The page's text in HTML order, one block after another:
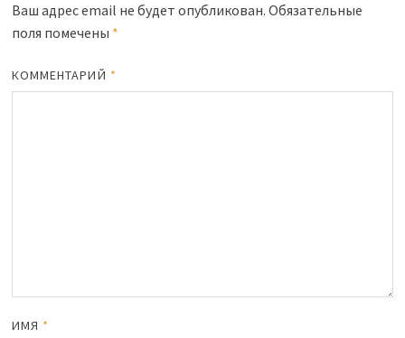
Ваш адрес email не будет опубликован. Обязательные
поля помечены *
КОММЕНТАРИЙ *
ИМЯ *